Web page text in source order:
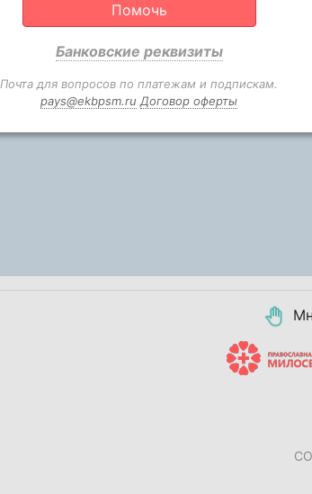
Помочь
Банковские реквизиты
Почта для вопросов по платежам и подпискам.
pays@ekbpsm.ru Договор оферты